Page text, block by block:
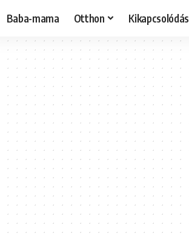
Baba-mama Otthon Kikapcsolódás